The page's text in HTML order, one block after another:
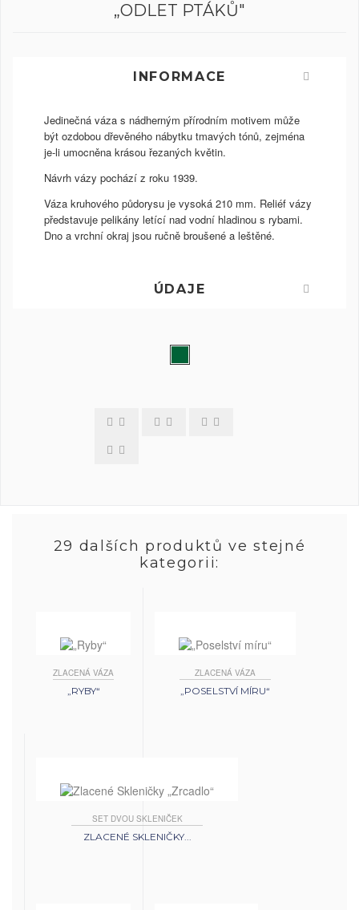
„ODLET PTÁKŮ"
INFORMACE
Jedinečná váza s nádherným přírodním motivem může
být ozdobou dřevěného nábytku tmavých tónů, zejména
je-li umocněna krásou řezaných květin.
Návrh vázy pochází z roku 1939.
Váza kruhového půdorysu je vysoká 210 mm. Reliéf vázy
představuje pelikány letící nad vodní hladinou s rybami.
Dno a vrchní okraj jsou ručně broušené a leštěné.
ÚDAJE
29 dalších produktů ve stejné
kategorii:
ZLACENÁ VÁZA
„RYBY“
ZLACENÁ VÁZA
„POSELSTVÍ MÍRU“
SET DVOU SKLENIČEK
ZLACENÉ SKLENIČKY...